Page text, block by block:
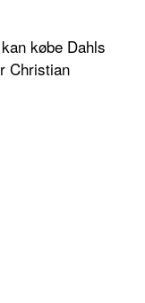
købe Dahls
Christian